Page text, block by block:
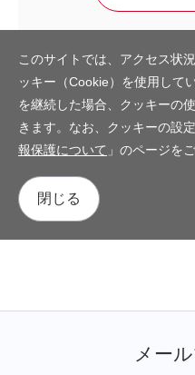
このサイトでは、アクセス状
ッキー（Cookie）を使用して
を継続した場合、クッキーの
きます。なお、クッキーの設
報保護について 」のページを
閉じる
メー